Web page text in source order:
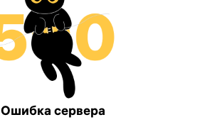
Ошибка сервера